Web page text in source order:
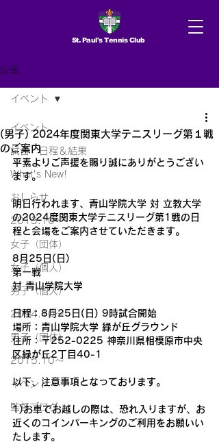
St. Paul's Tennis Club
記事
イベント
試合 日程＆結果
What's New!
おしらせ
2013.10〜
女子（団体）
女子（個人）
男子（個人）
2014.10〜
男子（団体）
2015.10～
イベント
監督ブログ
イベント
(男子) 2024年度関東大学テニスリーグ第１戦
のご案内
平素よりご声援を賜り誠にありがとうござい
ます。
明日行われます、青山学院大学 対 立教大学
の2024度関東大学テニスリーグ第1戦の日
程と会場をご案内させていただきます。
8月25日(日)
第一戦
対 青山学院大学
日程：8月25日(日) 9時試合開始
場所：青山学院大学 緑が丘グラウンド
住所：〒252-0225 神奈川県相模原市中央
区緑が丘2丁目40-1
以下、注意事項となっております。
1)お車でお越しの際は、恐れ入りますが、お
近くのコインパーキングのご利用をお願いい
たします。